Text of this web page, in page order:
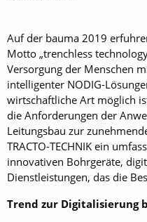
Auf der bauma 2019
Motto „trenchless
Versorgung der Menschen
intelligenter NODIG-
wirtschaftliche Art möglich
die Anforderungen der
Leitungsbau zur
TRACTO-TECHNIK ein
innovativen Bohrgeräte,
Dienstleistungen, das die
Trend zur Digitalisierung